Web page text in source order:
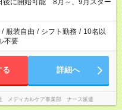
で希望する勤務時間と、もう1つ
40時間を超える場合は応募でき
に開始可能 8月～、9月スター
/ 服装自由 / シフト勤務 / 10名以
不要
る 詳細へ
メディカルケア事業部 ナース派遣